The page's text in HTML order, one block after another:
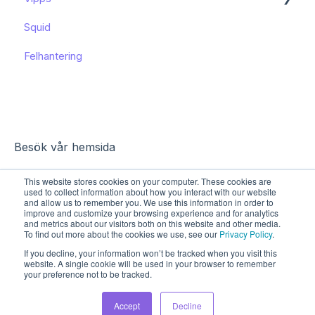
This website stores cookies on your computer. These cookies are
used to collect information about how you interact with our website
and allow us to remember you. We use this information in order to
improve and customize your browsing experience and for analytics
and metrics about our visitors both on this website and other media.
To find out more about the cookies we use, see our Privacy Policy.
If you decline, your information won’t be tracked when you visit this
website. A single cookie will be used in your browser to remember
your preference not to be tracked.
Accept Decline
Funktioner och användning
Kända begränsningar
Funktioner och användning
Squid
Felhantering
Besök vår hemsida
Upphovsrätt © 2026, Sharespine AB